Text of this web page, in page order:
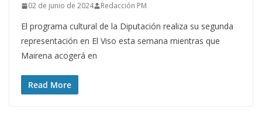
02 de junio de 2024 Redacción PM
El programa cultural de la Diputación realiza su segunda
representación en El Viso esta semana mientras que
Mairena acogerá en
Read More